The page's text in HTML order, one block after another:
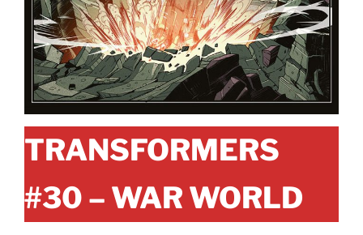
TRANSFORMERS
#30 – WAR WORLD